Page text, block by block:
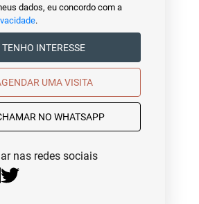
dados, eu concordo com a
.
TENHO INTERESSE
AGENDAR UMA VISITA
NO WHATSAPP
nas redes sociais